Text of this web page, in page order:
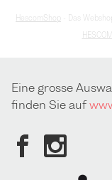
HescomShop
- Das
Eine grosse
finden Sie auf